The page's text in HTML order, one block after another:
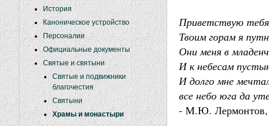
История
Каноническое устройство
Персоналии
Официальные документы
Святые и святыни
Святые и подвижники
благочестия
Святыни
Храмы и монастыри
Приветствую
Твоим горам я
Они меня в
И к небесам
И долго мне
все небо юга да
- М.Ю. Лермонтов,